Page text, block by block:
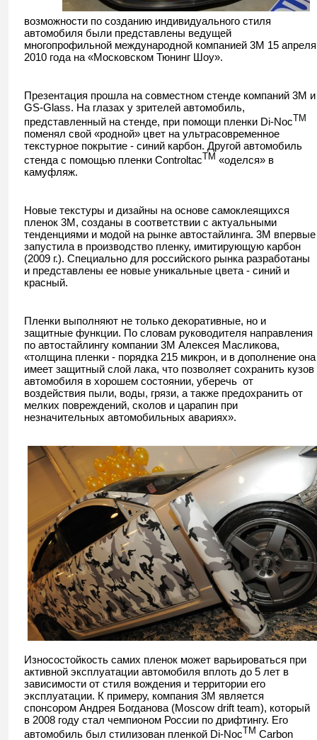
возможности по созданию индивидуального стиля
автомобиля были представлены ведущей
многопрофильной международной компанией 3М 15 апреля
2010 года на «Московском Тюнинг Шоу».
Презентация прошла на совместном стенде компаний 3М и
GS-Glass. На глазах у зрителей автомобиль,
представленный на стенде, при помощи пленки Di-Noc TM
поменял свой «родной» цвет на ультрасовременное
текстурное покрытие - синий карбон. Другой автомобиль
стенда с помощью пленки Controltac TM «оделся» в
камуфляж.
Новые текстуры и дизайны на основе самоклеящихся
пленок 3М, созданы в соответствии с актуальными
тенденциями и модой на рынке автостайлинга. 3М впервые
запустила в производство пленку, имитирующую карбон
(2009 г.). Специально для российского рынка разработаны
и представлены ее новые уникальные цвета - синий и
красный.
Пленки выполняют не только декоративные, но и
защитные функции. По словам руководителя направления
по автостайлингу компании 3М Алексея Масликова,
«толщина пленки - порядка 215 микрон, и в дополнение она
имеет защитный слой лака, что позволяет сохранить кузов
автомобиля в хорошем состоянии, уберечь от
воздействия пыли, воды, грязи, а также предохранить от
мелких повреждений, сколов и царапин при
незначительных автомобильных авариях».
Износостойкость самих пленок может варьироваться при
активной эксплуатации автомобиля вплоть до 5 лет в
зависимости от стиля вождения и территории его
эксплуатации. К примеру, компания 3М является
спонсором Андрея Богданова (Moscow drift team), который
в 2008 году стал чемпионом России по дрифтингу. Его
автомобиль был стилизован пленкой Di-Noc TM Carbon